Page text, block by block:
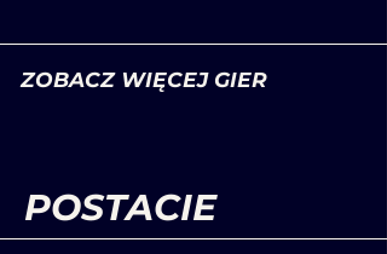
ZOBACZ WIĘCEJ GIER
POSTACIE